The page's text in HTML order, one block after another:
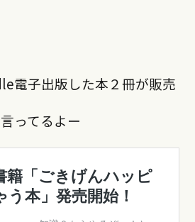
電子出版した本２冊が販売
ってるよー